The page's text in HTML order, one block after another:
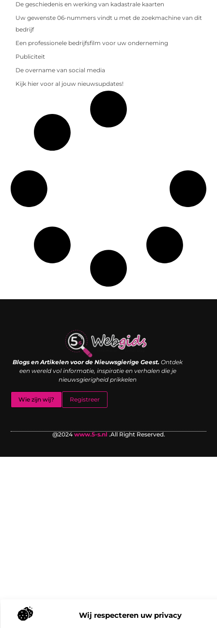
Wij respecteren uw privacy
De geschiedenis en werking van kadastrale kaarten
Uw gewenste 06-nummers vindt u met de zoekmachine van dit
bedrijf
Een professionele bedrijfsfilm voor uw onderneming
Publiciteit
De overname van social media
Kijk hier voor al jouw nieuwsupdates!
Blogs en Artikelen voor de Nieuwsgierige Geest. Ontdek
een wereld vol informatie, inspiratie en verhalen die je
nieuwsgierigheid prikkelen
Wie zijn wij? Registreer
@2024 www.5-s.nl .All Right Reserved.